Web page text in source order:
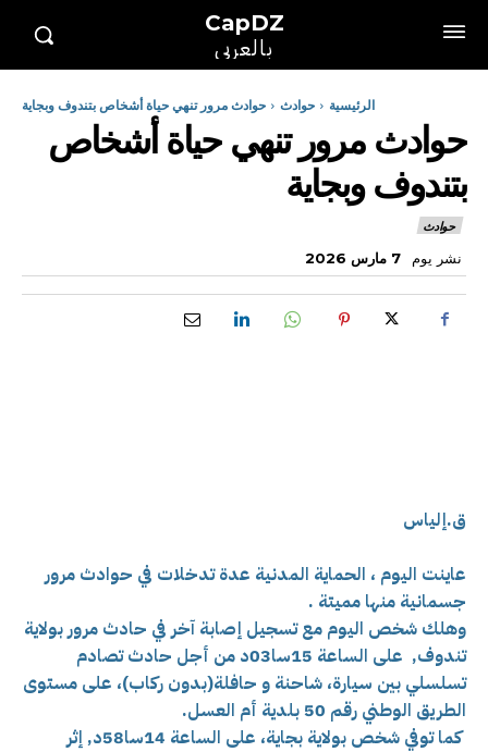
CapDZ
بالعربي
الرئيسية حوادث حوادث مرور تنهي حياة أشخاص بتندوف وبجاية
حوادث مرور تنهي حياة أشخاص
بتندوف وبجاية
حوادث
نشر يوم 7 مارس 2026
ق.إلياس
عاينت اليوم ، الحماية المدنية عدة تدخلات في حوادث مرور
جسمانية منها مميتة .
وهلك شخص اليوم مع تسجيل إصابة آخر في حادث مرور بولاية
تندوف,
على الساعة 15سا03د من أجل حادث تصادم
تسلسلي بين سيارة، شاحنة و حافلة(بدون ركاب)، على مستوى
الطريق الوطني رقم 50 بلدية أم العسل.
كما توفي شخص بولاية بجاية،
على الساعة 14سا58د, إثر